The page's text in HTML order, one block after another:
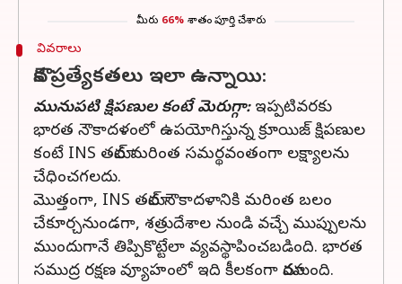
మీరు 66% శాతం పూర్తి చేశారు
వివరాలు
నౌక ప్రత్యేకతలు ఇలా ఉన్నాయి:
మునుపటి క్షిపణుల కంటే మెరుగ్గా:ఇప్పటివరకు
భారత నౌకాదళంలో ఉపయోగిస్తున్న క్రూయిజ్ క్షిపణుల
కంటే INS తమాల్ మరింత సమర్థవంతంగా లక్ష్యాలను
చేధించగలదు.
మొత్తంగా, INS తమాల్ నౌకాదళానికి మరింత బలం
చేకూర్చనుండగా, శత్రుదేశాల నుండి వచ్చే ముప్పులను
ముందుగానే తిప్పికొట్టేలా వ్యవస్థాపించబడింది. భారత
సముద్ర రక్షణ వ్యూహంలో ఇది కీలకంగా మారనుంది.